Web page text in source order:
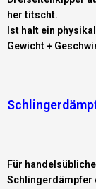
her titscht.
Ist halt ein
Gewicht +
Für